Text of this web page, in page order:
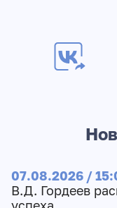
07.08.2026 /
В.Д. Гордеев